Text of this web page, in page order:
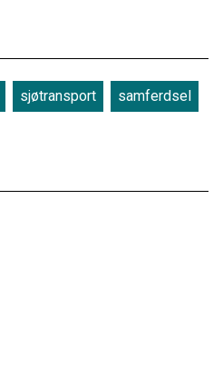
sjøtransport samferdsel